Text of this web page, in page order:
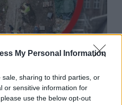
My Personal Information
sharing to third parties, or
or sensitive information for
use the below opt-out
за сладолед в